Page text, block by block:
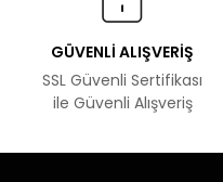
GÜVENLİ ALIŞVERİŞ
SSL Güvenli Sertifikası
ile Güvenli Alışveriş